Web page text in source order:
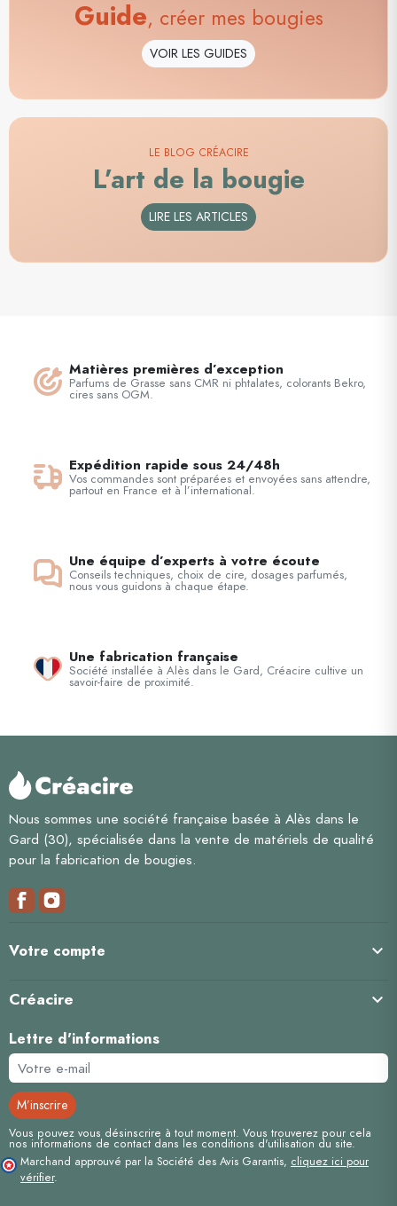
Guide, créer mes bougies
VOIR LES GUIDES
LE BLOG CRÉACIRE
L’art de la bougie
LIRE LES ARTICLES
Matières premières d’exception
Parfums de Grasse sans CMR ni phtalates, colorants Bekro,
cires sans OGM.
Expédition rapide sous 24/48h
Vos commandes sont préparées et envoyées sans attendre,
partout en France et à l’international.
Une équipe d’experts à votre écoute
Conseils techniques, choix de cire, dosages parfumés,
nous vous guidons à chaque étape.
Une fabrication française
Société installée à Alès dans le Gard, Créacire cultive un
savoir-faire de proximité.
Nous sommes une société française basée à Alès dans le
Gard (30), spécialisée dans la vente de matériels de qualité
pour la fabrication de bougies.
Votre compte 
Créacire 
Lettre d'informations
Vous pouvez vous désinscrire à tout moment. Vous trouverez pour cela
nos informations de contact dans les conditions d'utilisation du site.
Marchand approuvé par la Société des Avis Garantis, cliquez ici pour
vérifier.